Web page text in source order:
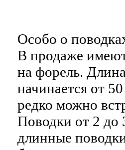
Особо о
В продаже
на форель.
начинается от
редко можно
Поводки от 2 до
длинные